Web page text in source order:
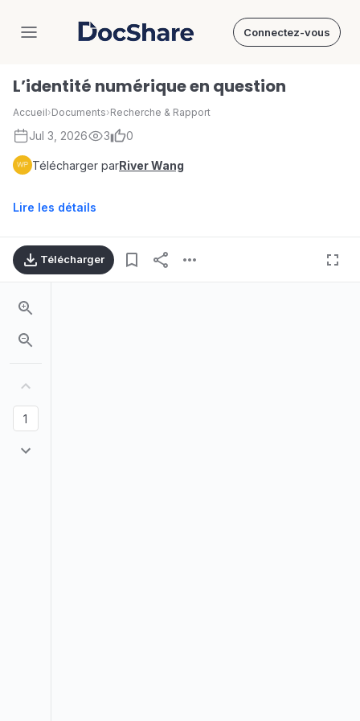
DocShare Connectez-vous
L’identité numérique en question
Accueil›Documents›Recherche & Rapport
Jul 3, 2026 3 0
Télécharger parRiver Wang
Lire les détails
Télécharger